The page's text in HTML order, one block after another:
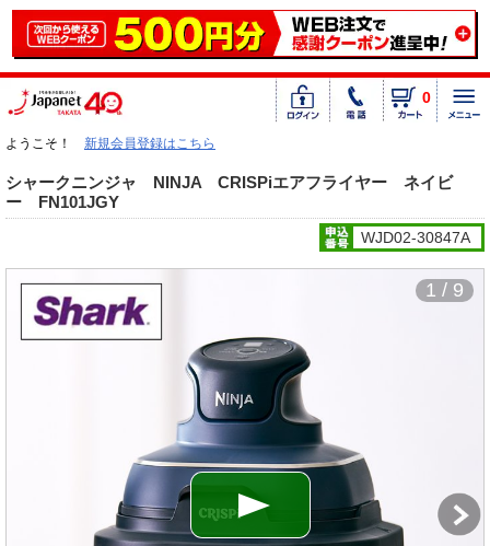
0
ようこそ！ 新規会員登録はこちら
シャークニンジャ NINJA CRISPiエアフライヤー ネイビ
ー FN101JGY
WJD02-30847A
1 / 9